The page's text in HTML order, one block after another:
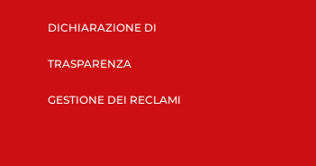
DICHIARAZIONE DI
TRASPARENZA
GESTIONE DEI RECLAMI